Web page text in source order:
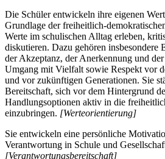
Die Schüler entwickeln ihre eigenen
Grundlage der freiheitlich-
Werte im schulischen Alltag erleben,
diskutieren. Dazu gehören insbesondere
der Akzeptanz, der Anerkennung und
Umgang mit Vielfalt sowie Respekt vor
und vor zukünftigen Generationen. Sie
Bereitschaft, sich vor dem Hintergrund
Handlungsoptionen aktiv in die
einzubringen. [Werteorientierung]
Sie entwickeln eine persönliche
Verantwortung in Schule und
[Verantwortungsbereitschaft]